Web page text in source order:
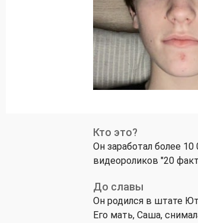
Кто это?
Он заработал более
видеороликов "20
До славы
Он родился в штате
Его мать, Саша,